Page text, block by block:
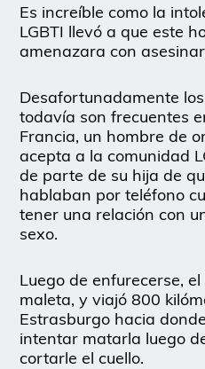
Es increíble como la
LGBTI llevó a que este
amenazara con
Desafortunadamente
todavía son frecuentes
Francia, un hombre de
acepta a la comunidad
de parte de su hija de
hablaban por teléfono
tener una relación con
sexo.
Luego de enfurecerse,
maleta, y viajó 800
Estrasburgo hacia
intentar matarla luego
cortarle el cuello.